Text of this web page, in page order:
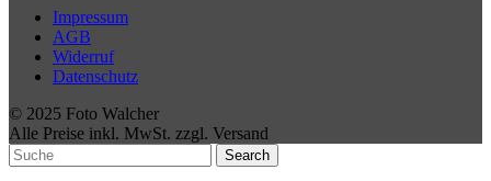
Impressum
AGB
Widerruf
Datenschutz
© 2025 Foto Walcher
Alle Preise inkl. MwSt. zzgl. Versand
Search